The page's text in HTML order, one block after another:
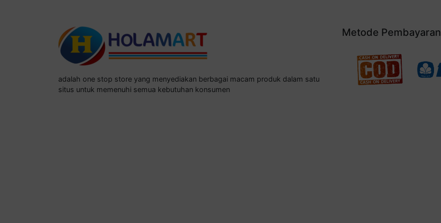
adalah one stop store yang menyediakan berbagai macam produk dalam satu
situs untuk memenuhi semua kebutuhan konsumen
Metode Pembayaran